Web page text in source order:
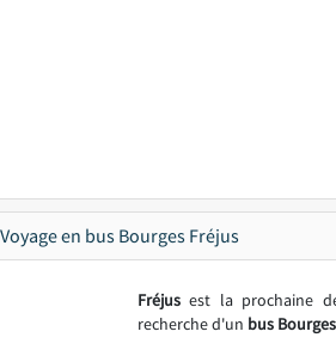
Voyage en bus Bourges Fréjus
Fréjus est la prochaine
recherche d'un bus